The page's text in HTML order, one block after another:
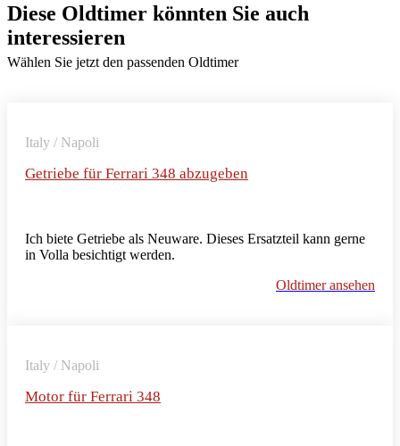
Diese Oldtimer könnten Sie auch
interessieren
Wählen Sie jetzt den passenden Oldtimer
Italy / Napoli
Getriebe für Ferrari 348 abzugeben
Ich biete Getriebe als Neuware. Dieses Ersatzteil kann gerne
in Volla besichtigt werden.
Oldtimer ansehen
Italy / Napoli
Motor für Ferrari 348